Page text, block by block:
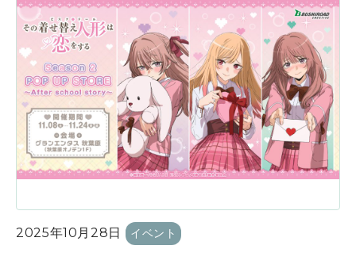
2025年10月28日 イベント